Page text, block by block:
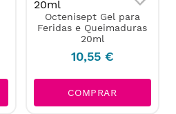
Octenisept Gel para
Feridas e Queimaduras
20ml
10,55 €
COMPRAR